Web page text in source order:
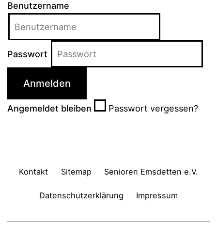
Benutzername
Passwort
Angemeldet bleiben Passwort vergessen?
Kontakt Sitemap Senioren Emsdetten e.V.
Datenschutzerklärung Impressum